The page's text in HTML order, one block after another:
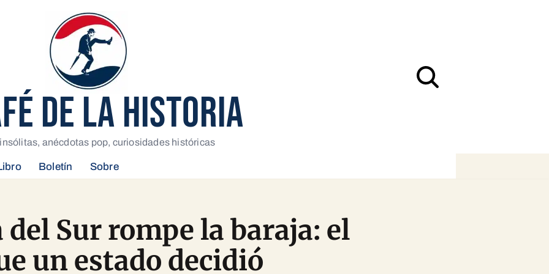
DE LA HISTORIA
anécdotas pop, curiosidades históricas
Boletín Sobre
Sur rompe la baraja: el
un estado decidió